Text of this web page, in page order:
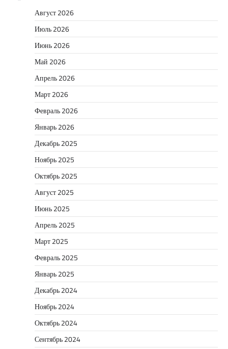
Август 2026
Июль 2026
Июнь 2026
Май 2026
Апрель 2026
Март 2026
Февраль 2026
Январь 2026
Декабрь 2025
Ноябрь 2025
Октябрь 2025
Август 2025
Июнь 2025
Апрель 2025
Март 2025
Февраль 2025
Январь 2025
Декабрь 2024
Ноябрь 2024
Октябрь 2024
Сентябрь 2024